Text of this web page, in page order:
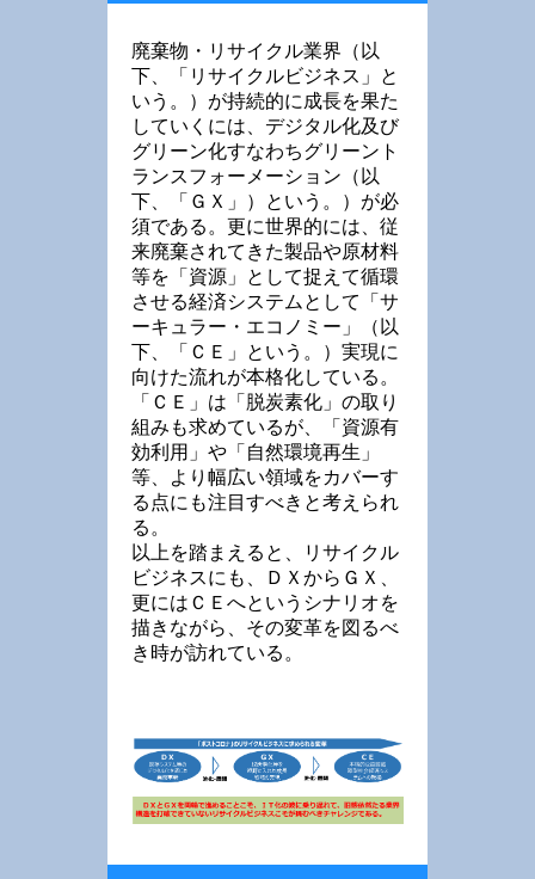
廃棄物・リサイクル業界（以
下、「リサイクルビジネス」と
いう。）が持続的に成長を果た
していくには、デジタル化及び
グリーン化すなわちグリーント
ランスフォーメーション（以
下、「ＧＸ」）という。）が必
須である。更に世界的には、従
来廃棄されてきた製品や原材料
等を「資源」として捉えて循環
させる経済システムとして「サ
ーキュラー・エコノミー」（以
下、「ＣＥ」という。）実現に
向けた流れが本格化している。
「ＣＥ」は「脱炭素化」の取り
組みも求めているが、「資源有
効利用」や「自然環境再生」
等、より幅広い領域をカバーす
る点にも注目すべきと考えられ
る。
以上を踏まえると、リサイクル
ビジネスにも、ＤＸからＧＸ、
更にはＣＥへというシナリオを
描きながら、その変革を図るべ
き時が訪れている。